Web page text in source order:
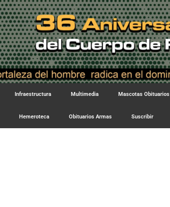
Infraestructura Multimedia Mascotas Obituarios
Hemeroteca Obituarios Armas Suscribir